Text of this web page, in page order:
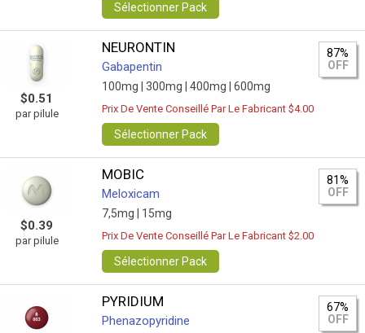
Sélectionner Pack
$0.51
par pilule
NEURONTIN
Gabapentin
100mg | 300mg | 400mg | 600mg
87%
OFF
Prix De Vente Conseillé Par Le Fabricant $4.00
Sélectionner Pack
$0.39
par pilule
MOBIC
Meloxicam
7,5mg | 15mg
81%
OFF
Prix De Vente Conseillé Par Le Fabricant $2.00
Sélectionner Pack
PYRIDIUM
Phenazopyridine
67%
OFF